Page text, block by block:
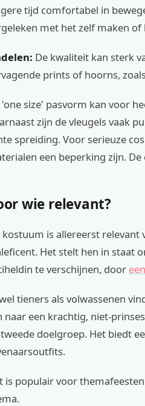
tijd comfortabel in
met het zelf maken
De kwaliteit kan sterk
prints of hoorns,
'one size' pasvorm kan voor
zijn de vleugels vaak
spreiding. Voor serieuze
een beperking zijn.
wie relevant?
kostuum is allereerst relevant
Het stelt hen in staat
te verschijnen, door
tieners als volwassenen
naar een krachtig, niet-
doelgroep. Het biedt
is populair voor